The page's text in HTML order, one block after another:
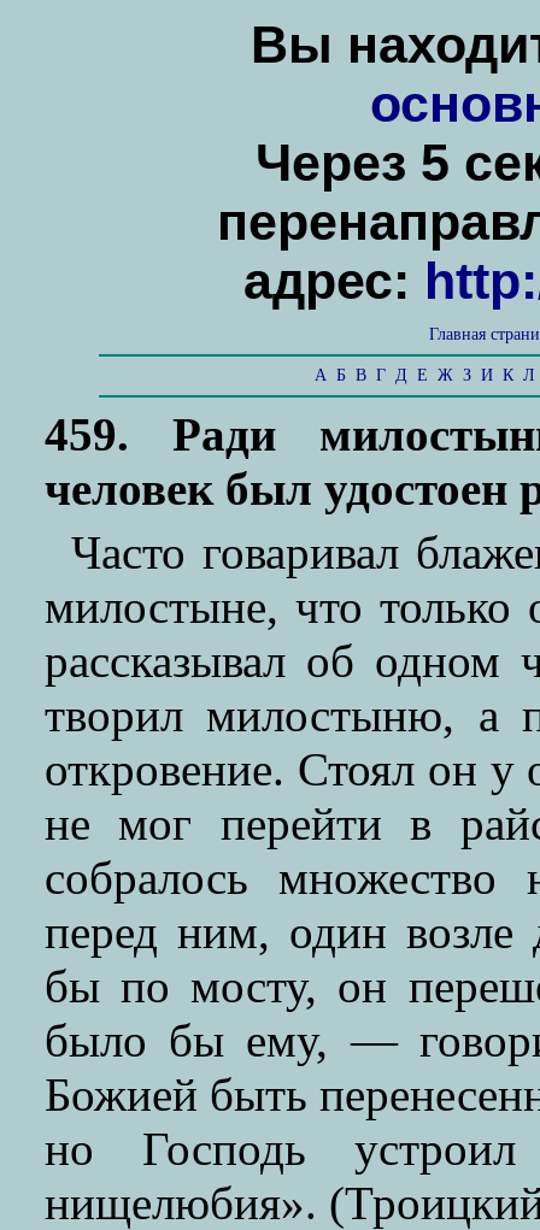
Вы
Через 5
адрес:
Главная
А Б В Г Д Е Ж З И К Л
459. Ради
человек был удостоен
Часто говаривал
милостыне, что только
рассказывал об одном
творил милостыню, а
откровение. Стоял он у
не мог перейти в
собралось
перед ним, один возле
бы по мосту, он
было бы ему, —
Божией быть
но Господь
нищелюбия».